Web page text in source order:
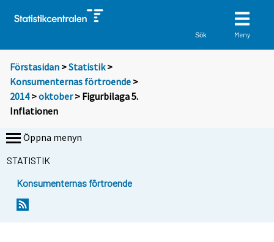
Sök Meny
Förstasidan >Statistik >
Konsumenternas förtroende >
2014>oktober> Figurbilaga 5.
Inflationen
Öppna menyn
STATISTIK
Konsumenternas förtroende